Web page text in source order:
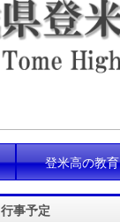
登米高の教育
行事予定